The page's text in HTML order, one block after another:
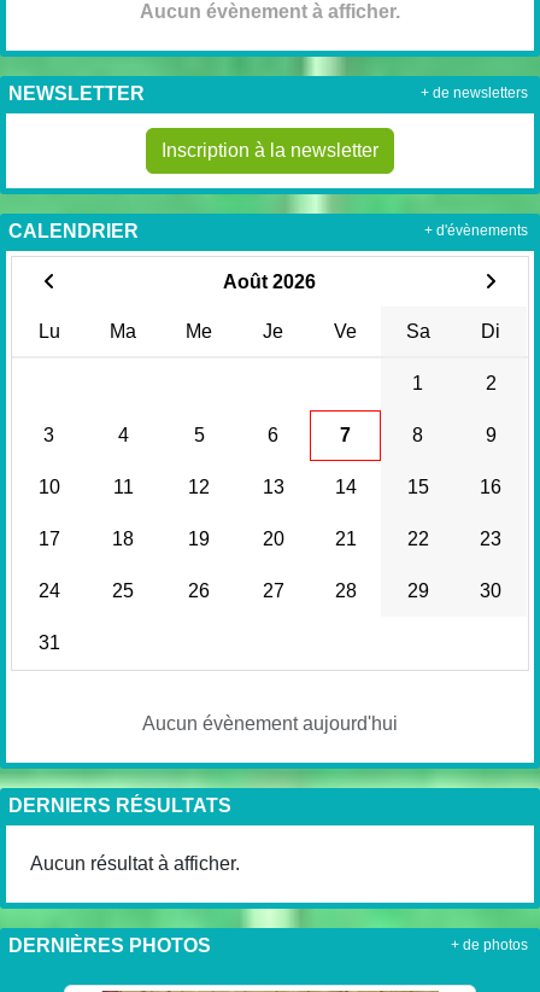
Aucun évènement à afficher.
NEWSLETTER
Inscription à la newsletter
+ de newsletters
CALENDRIER
Août 2026
Lu Ma Me Je Ve Sa Di
1 2
3 4 5 6 7 8 9
10 11 12 13 14 15 16
17 18 19 20 21 22 23
24 25 26 27 28 29 30
31
Aucun évènement aujourd'hui
+ d'évènements
DERNIERS RÉSULTATS
Aucun résultat à afficher.
DERNIÈRES PHOTOS + de photos